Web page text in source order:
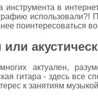
инструмента в
поинтересоваться
или
актуален,
гитара - здесь
к занятиям